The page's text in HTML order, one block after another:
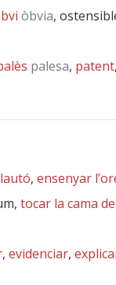
òbvia,
palesa, patent,
, ensenyar
tocar la cama
, evidenciar,